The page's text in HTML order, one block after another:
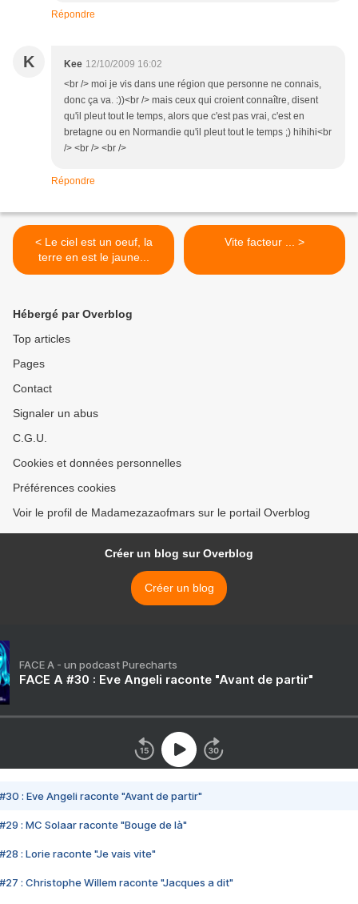
Répondre
K Kee 12/10/2009 16:02
<br /> moi je vis dans une région que personne ne connais,
donc ça va. :))<br /> mais ceux qui croient connaître, disent
qu'il pleut tout le temps, alors que c'est pas vrai, c'est en
bretagne ou en Normandie qu'il pleut tout le temps ;) hihihi<br
/> <br /> <br />
Répondre
< Le ciel est un oeuf, la
terre en est le jaune...
Vite facteur ... >
Hébergé par Overblog
Top articles
Pages
Contact
Signaler un abus
C.G.U.
Cookies et données personnelles
Préférences cookies
Voir le profil de Madamezazaofmars sur le portail Overblog
Créer un blog sur Overblog
Créer un blog
FACE A - un podcast Purecharts
FACE A #30 : Eve Angeli raconte "Avant de partir"
#30 : Eve Angeli raconte "Avant de partir"
#29 : MC Solaar raconte "Bouge de là"
#28 : Lorie raconte "Je vais vite"
#27 : Christophe Willem raconte "Jacques a dit"